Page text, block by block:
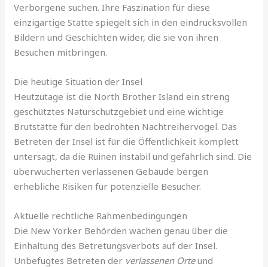
Verborgene suchen. Ihre Faszination für diese
einzigartige Stätte spiegelt sich in den eindrucksvollen
Bildern und Geschichten wider, die sie von ihren
Besuchen mitbringen.
Die heutige Situation der Insel
Heutzutage ist die North Brother Island ein streng
geschütztes Naturschutzgebiet und eine wichtige
Brutstätte für den bedrohten Nachtreihervogel. Das
Betreten der Insel ist für die Öffentlichkeit komplett
untersagt, da die Ruinen instabil und gefährlich sind. Die
überwucherten verlassenen Gebäude bergen
erhebliche Risiken für potenzielle Besucher.
Aktuelle rechtliche Rahmenbedingungen
Die New Yorker Behörden wachen genau über die
Einhaltung des Betretungsverbots auf der Insel.
Unbefugtes Betreten der verlassenen Orteund